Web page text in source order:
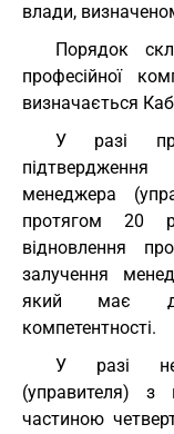
влади,
Порядок
професійної
визначається
У разі
менеджера
протягом 20
відновлення
залучення
який має
компетентності.
У разі
(управителя) з
частиною